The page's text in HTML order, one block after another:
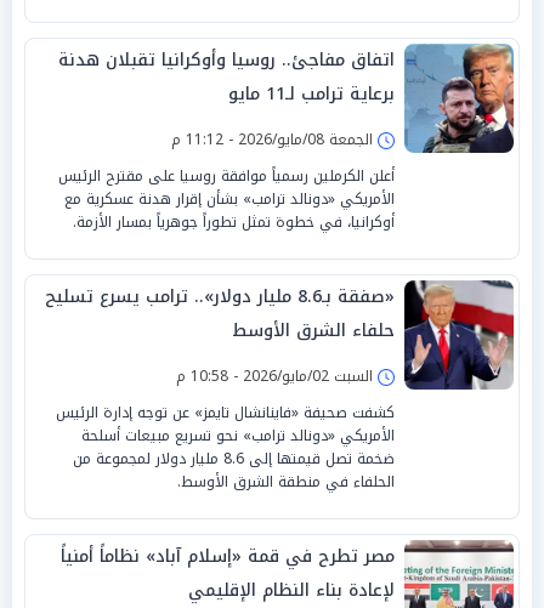
اتفاق مفاجئ.. روسيا وأوكرانيا تقبلان هدنة
برعاية ترامب لـ11 مايو
الجمعة 08/مايو/2026 - 11:12 م
أعلن الكرملين رسمياً موافقة روسيا على مقترح الرئيس
الأمريكي «دونالد ترامب» بشأن إقرار هدنة عسكرية مع
أوكرانيا، في خطوة تمثل تطوراً جوهرياً بمسار الأزمة.
«صفقة بـ8.6 مليار دولار».. ترامب يسرع تسليح
حلفاء الشرق الأوسط
السبت 02/مايو/2026 - 10:58 م
كشفت صحيفة «فاينانشال تايمز» عن توجه إدارة الرئيس
الأمريكي «دونالد ترامب» نحو تسريع مبيعات أسلحة
ضخمة تصل قيمتها إلى 8.6 مليار دولار لمجموعة من
الحلفاء في منطقة الشرق الأوسط.
مصر تطرح في قمة «إسلام آباد» نظاماً أمنياً
لإعادة بناء النظام الإقليمي